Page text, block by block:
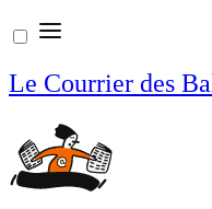
Aller
au
contenu
Le Courrier des